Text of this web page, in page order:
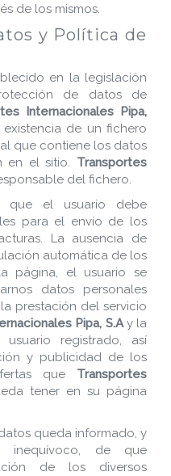
de los mismos.
y Política de
en la legislación
de datos de
Internacionales Pipa,
de un fichero
que contiene los datos
en el sitio. Transportes
del fichero.
que el usuario debe
para el envío de los
La ausencia de
automática de los
página, el usuario se
datos personales
prestación del servicio
Pipa, S.Ay la
registrado, así
y publicidad de los
que Transportes
tener en su página
queda informado, y
inequívoco, de que
de los diversos